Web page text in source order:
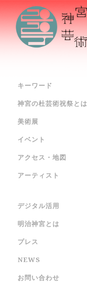
キーワード
神宮の杜芸術祝祭とは
美術展
イベント
アクセス・地図
アーティスト
デジタル活用
明治神宮とは
プレス
NEWS
お問い合わせ